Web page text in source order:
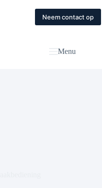
Contact
Neem contact op
Menu